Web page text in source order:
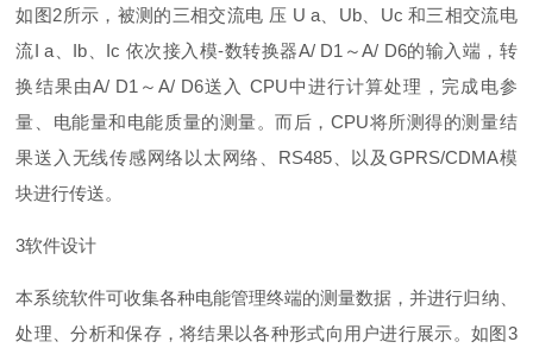
如图2所示，被测的三相交流电 压 Ua Ub、 Uc 和三相交流电
流Ia Ib Ic 依次接入 模-数转换器A/ D1 ～A/ D6的输入端，转
换结果由A/ D1 ～A/ D6送 入 CPU中进行计算处理，完成电参
量、电能量和电能质量的测量。而后 ，CPU将所测得的测量结
果送入无线传感网络以太网络
RS485、以 及 GPRS/CDMA模
块进行传送。
3软件设计
本系统软件可收集各种电能管理终端的测量数据，并进行归纳、
处理、分析和保存，将结果以各种形式向用户进行展示。如图3